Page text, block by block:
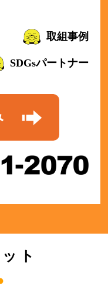
取組事例
SDGsパートナー
ト